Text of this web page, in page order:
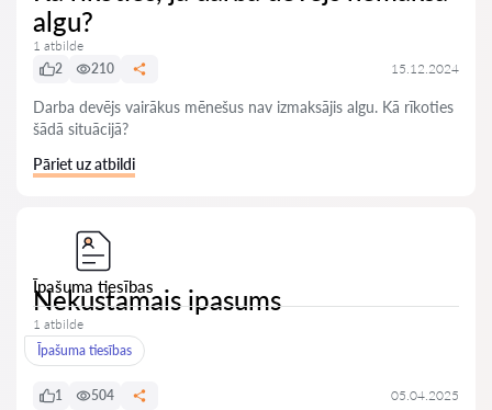
algu?
1 atbilde
2
210 15.12.2024
Darba devējs vairākus mēnešus nav izmaksājis algu. Kā rīkoties
šādā situācijā?
Pāriet uz atbildi
Īpašuma tiesības
Nekustamais ipasums
1 atbilde
Īpašuma tiesības
1 504 05.04.2025